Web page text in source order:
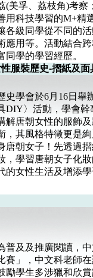
(美孚、荔枝角)考察
用科技學習的M+精
各級同學從不同的
應用等。活動結合
同學的學習經歷。
服裝歷史-摺紙及
史學會於6月16日舉
DIY〉活動，學會幹
解唐朝女性的服飾
，其風格特徵更是
唐朝女子！先透過
，學習唐朝女子化
的女性生活及增添
普及及推廣閱讀，
賽」，中文科老師
勵學生多涉獵和欣